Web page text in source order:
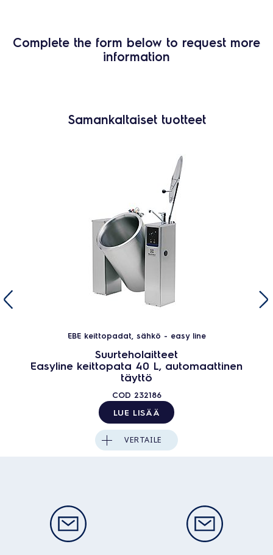
Complete the form below to request more
information
Samankaltaiset tuotteet
EBE keittopadat, sähkö - easy line
Suurteholaitteet
Easyline keittopata 40 L, automaattinen
täyttö
COD 232186
LUE LISÄÄ
VERTAILE